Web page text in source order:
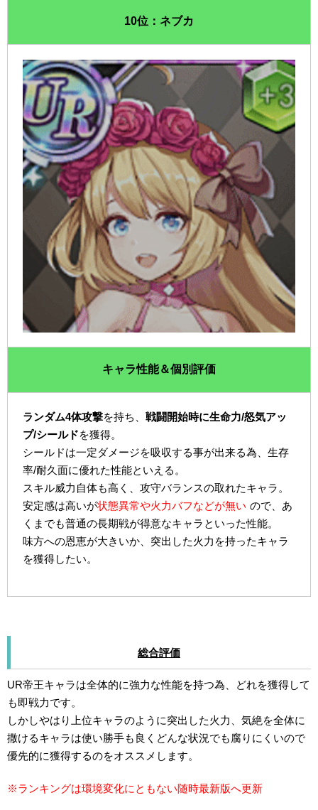
10位：ネブカ
キャラ性能＆個別評価
ランダム4体攻撃を持ち、戦闘開始時に生命力/怒気アッ
プ/シールドを獲得。
シールドは一定ダメージを吸収する事が出来る為、生存
率/耐久面に優れた性能といえる。
スキル威力自体も高く、攻守バランスの取れたキャラ。
安定感は高いが状態異常や火力バフなどが無い ので、あ
くまでも普通の長期戦が得意なキャラといった性能。
味方への恩恵が大きいか、突出した火力を持ったキャラ
を獲得したい。
総合評価
UR帝王キャラは全体的に強力な性能を持つ為、どれを獲得して
も即戦力です。
しかしやはり上位キャラのように突出した火力、気絶を全体に
撒けるキャラは使い勝手も良くどんな状況でも腐りにくいので
優先的に獲得するのをオススメします。
※ランキングは環境変化にともない随時最新版へ更新